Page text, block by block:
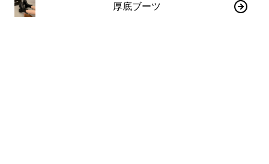
厚底ブーツ